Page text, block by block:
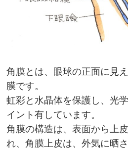
角膜とは、眼球の正面に見
膜です。
虹彩と水晶体を保護し、光
イント有しています。
角膜の構造は、表面から上
れ、角膜上皮は、外気に晒